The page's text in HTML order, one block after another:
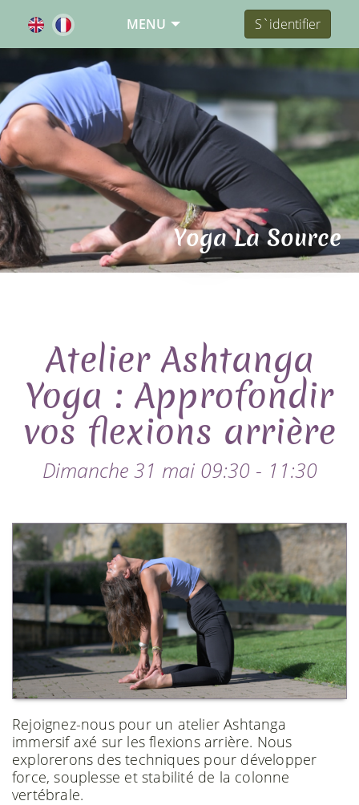
MENU S`identifier
Yoga La Source
Atelier Ashtanga
Yoga : Approfondir
vos flexions arrière
Dimanche 31 mai 09:30 - 11:30
Rejoignez-nous pour un atelier Ashtanga
immersif axé sur les flexions arrière. Nous
explorerons des techniques pour développer
force, souplesse et stabilité de la colonne
vertébrale.